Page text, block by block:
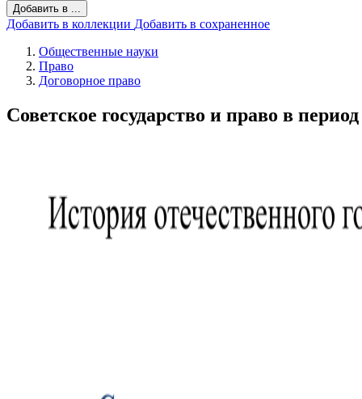
Добавить в ...
Добавить в коллекции Добавить в сохраненное
Общественные науки
Право
Договорное право
Советское государство и право в